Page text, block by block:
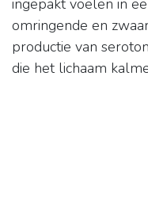
ingepakt voelen in
omringende en
productie van
die het lichaam